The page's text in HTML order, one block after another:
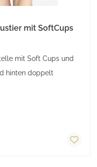
mit SoftCups
mit Soft Cups und
hinten doppelt